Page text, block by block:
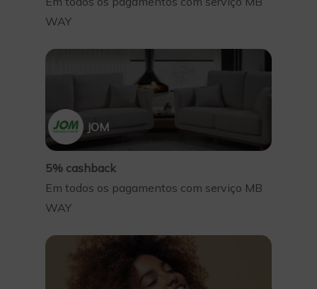
WAY
JOM
5% cashback
Em todos os pagamentos com serviço MB
WAY